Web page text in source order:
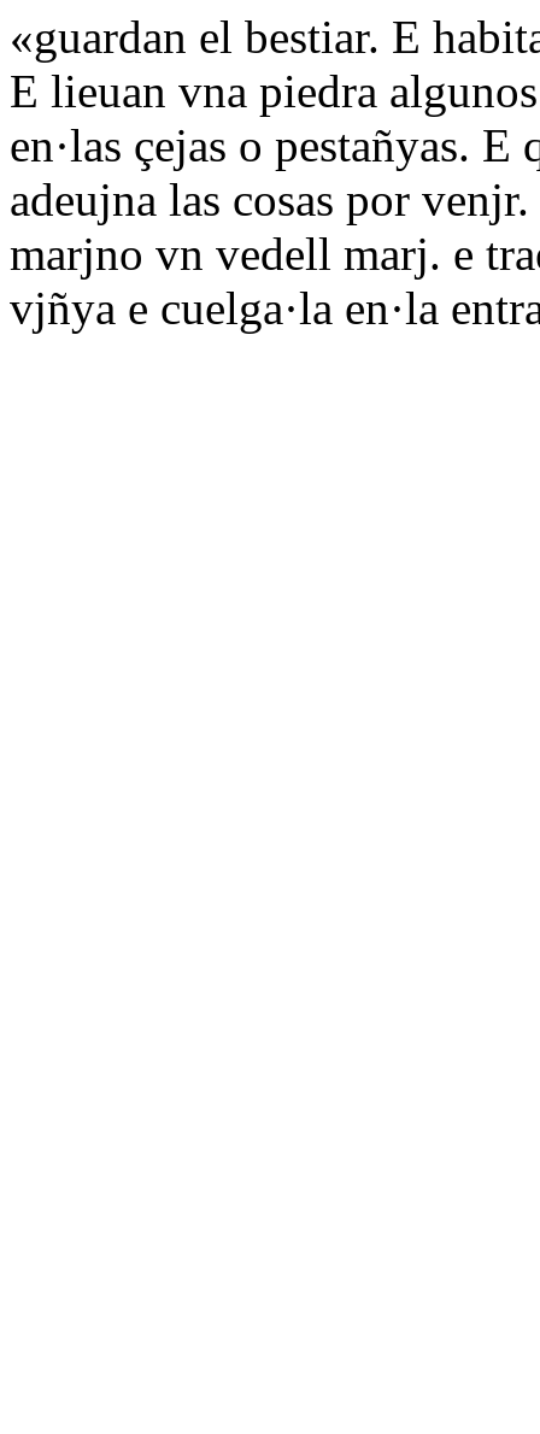
«guardan el bestiar. E
E lieuan vna piedra
en·las çejas o pestañyas.
adeujna las cosas por
marjno vn vedell marj. e
vjñya e cuelga·la en·la